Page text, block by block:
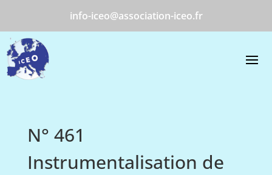
info-iceo@association-iceo.fr
N° 461
Instrumentalisation de